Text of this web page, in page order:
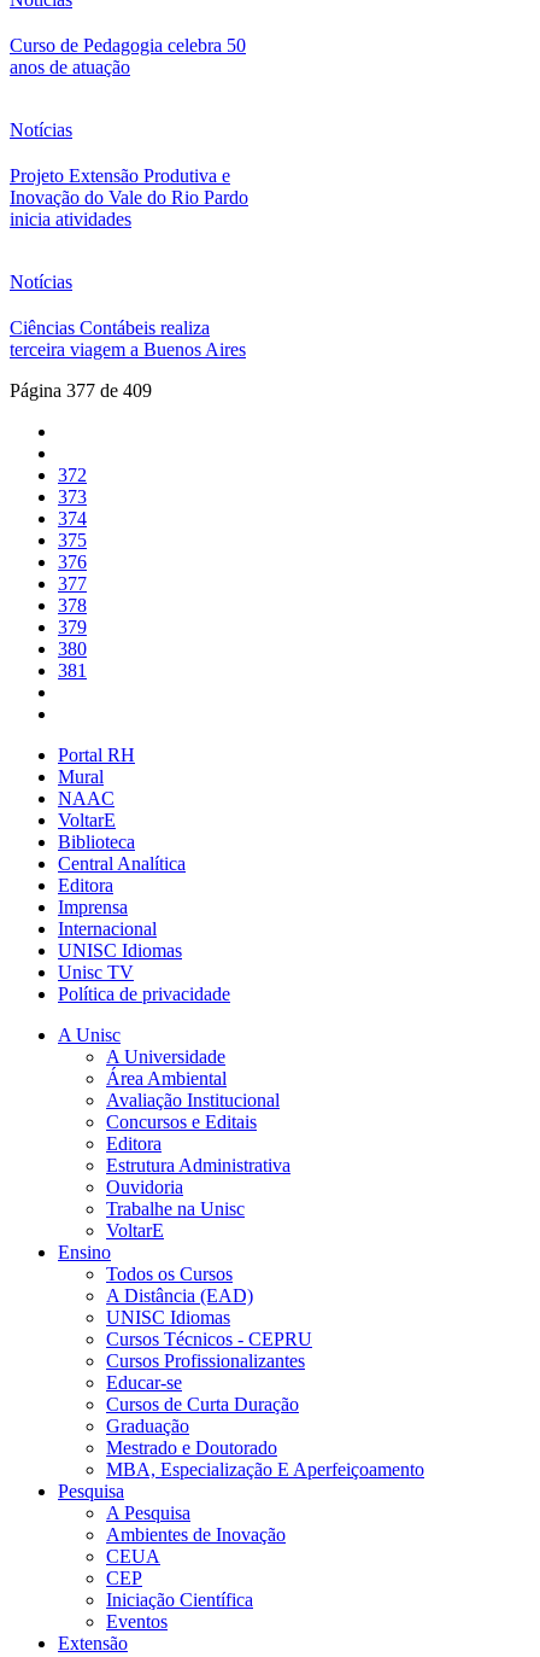
Curso de Pedagogia celebra 50
anos de atuação
Notícias
Projeto Extensão Produtiva e
Inovação do Vale do Rio Pardo
inicia atividades
Notícias
Ciências Contábeis realiza
terceira viagem a Buenos Aires
Página 377 de 409
372
373
374
375
376
377
378
379
380
381
Portal RH
Mural
NAAC
VoltarE
Biblioteca
Central Analítica
Editora
Imprensa
Internacional
UNISC Idiomas
Unisc TV
Política de privacidade
A Unisc
A Universidade
Área Ambiental
Avaliação Institucional
Concursos e Editais
Editora
Estrutura Administrativa
Ouvidoria
Trabalhe na Unisc
VoltarE
Ensino
Todos os Cursos
A Distância (EAD)
UNISC Idiomas
Cursos Técnicos - CEPRU
Cursos Profissionalizantes
Educar-se
Cursos de Curta Duração
Graduação
Mestrado e Doutorado
MBA, Especialização E Aperfeiçoamento
Pesquisa
A Pesquisa
Ambientes de Inovação
CEUA
CEP
Iniciação Científica
Eventos
Extensão